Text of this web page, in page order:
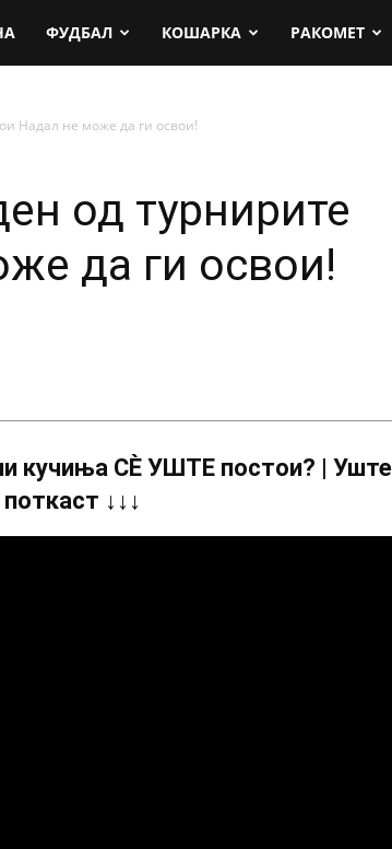
ФУДБАЛ КОШАРКА РАКОМЕТ
Надал не може да ги освои!
од турнирите
да ги освои!
кучиња СÈ УШТЕ постои? | Уште
↓↓↓